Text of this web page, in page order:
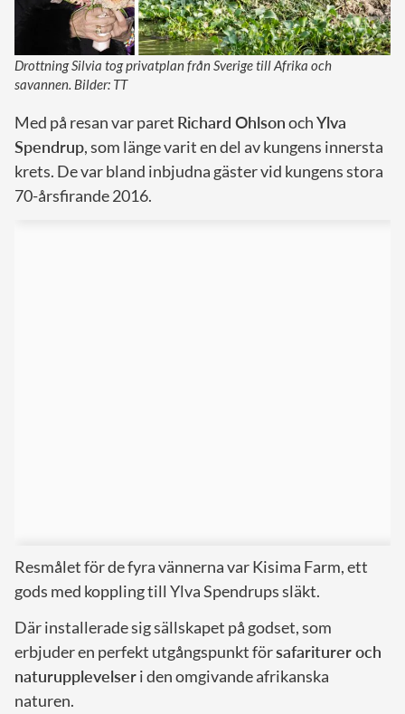
Drottning Silvia tog privatplan från Sverige till Afrika och
savannen. Bilder: TT
Med på resan var paret Richard OhlsonochYlva
Spendrup, som länge varit en del av kungens innersta
krets. De var bland inbjudna gäster vid kungens stora
70-årsfirande 2016.
Resmålet för de fyra vännerna var Kisima Farm, ett
gods med koppling till Ylva Spendrups släkt.
Där installerade sig sällskapet på godset, som
erbjuder en perfekt utgångspunkt försafariturer och
naturupplevelseri den omgivande afrikanska
naturen.